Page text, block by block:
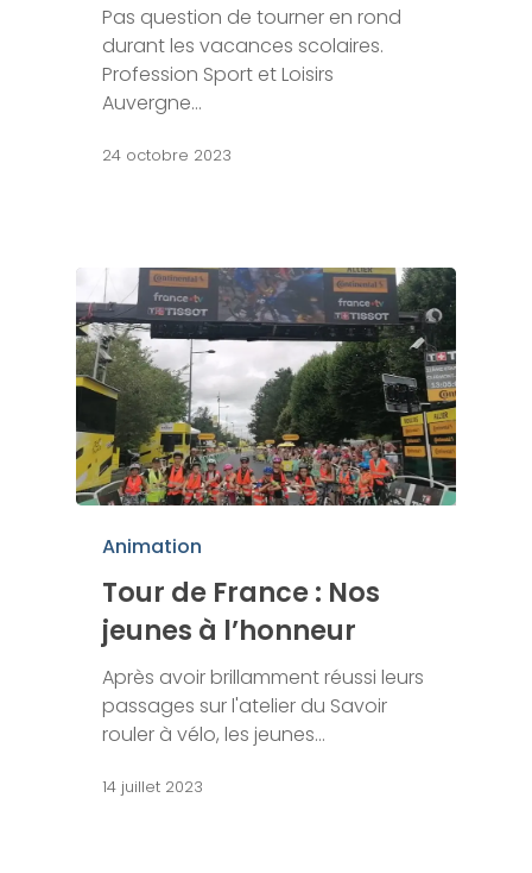
Pas question de tourner en rond
durant les vacances scolaires.
Profession Sport et Loisirs
Auvergne…
24 octobre 2023
Animation
Tour de France : Nos
jeunes à l’honneur
Après avoir brillamment réussi leurs
passages sur l'atelier du Savoir
rouler à vélo, les jeunes…
14 juillet 2023